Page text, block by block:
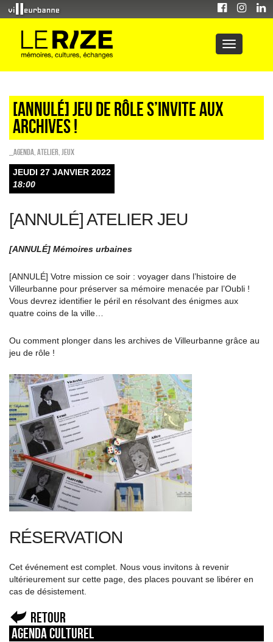
[annulé] JEU DE RÔLE S’INVITE AUX
ARCHIVES !
_Agenda Atelier Jeux
JEUDI 27 JANVIER 2022
18:00
[ANNULÉ] ATELIER JEU
[ANNULÉ] Mémoires urbaines
[ANNULÉ] Votre mission ce soir : voyager dans l’histoire de
Villeurbanne pour préserver sa mémoire menacée par l’Oubli !
Vous devrez identifier le péril en résolvant des énigmes aux
quatre coins de la ville…
Ou comment plonger dans les archives de Villeurbanne grâce au
jeu de rôle !
RÉSERVATION
Cet événement est complet. Nous vous invitons à revenir
ultérieurement sur cette page, des places pouvant se libérer en
cas de désistement.
Retour
Agenda culturel